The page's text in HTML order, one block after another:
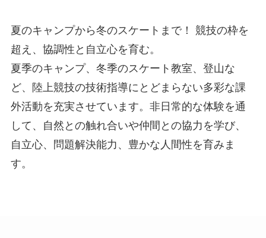
夏のキャンプから冬のスケートまで！ 競技の枠を
超え、協調性と自立心を育む。
夏季のキャンプ、冬季のスケート教室、登山な
ど、陸上競技の技術指導にとどまらない多彩な課
外活動を充実させています。非日常的な体験を通
して、自然との触れ合いや仲間との協力を学び、
自立心、問題解決能力、豊かな人間性を育みま
す。